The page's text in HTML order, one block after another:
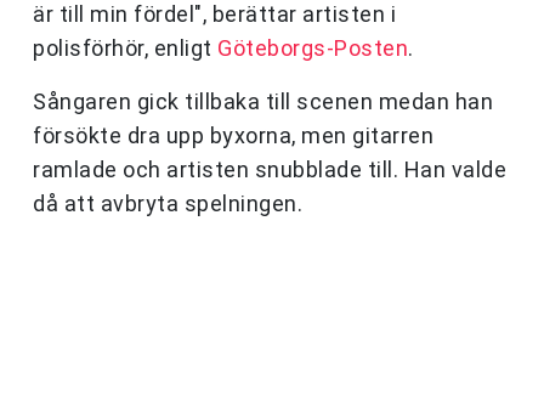
är till min fördel", berättar artisten i
polisförhör, enligt Göteborgs-Posten.
Sångaren gick tillbaka till scenen medan han
försökte dra upp byxorna, men gitarren
ramlade och artisten snubblade till. Han valde
då att avbryta spelningen.